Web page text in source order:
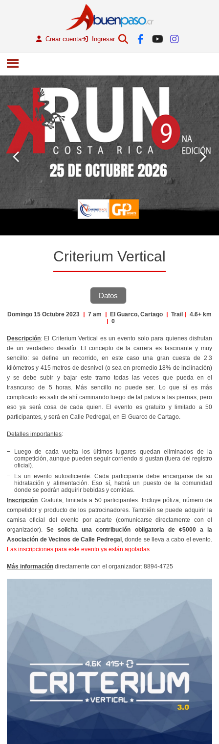
Crear cuenta Ingresar
Criterium Vertical
Datos
Domingo 15 Octubre 2023 | 7 am | El Guarco, Cartago | Trail | 4.6+ km
| 0
Descripción: El Criterium Vertical es un evento solo para quienes disfrutan
de un verdadero desafío. El concepto de la carrera es fascinante y muy
sencillo: se define un recorrido, en este caso una gran cuesta de 2.3
kilómetros y 415 metros de desnivel (o sea en promedio 18% de inclinación)
y se debe subir y bajar este tramo todas las veces que pueda en el
trasncurso de 5 horas. Más sencillo no puede ser. Lo que sí es más
complicado es salir de ahí caminando luego de tal paliza a las piernas, pero
eso ya será cosa de cada quien. El evento es gratuito y limitado a 50
participantes, y será en Calle Pedregal, en El Guarco de Cartago.
Detalles importantes:
Luego de cada vuelta los últimos lugares quedan eliminados de la
competición, aunque pueden seguir corriendo si gustan (fuera del registro
oficial).
Es un evento autosificiente. Cada participante debe encargarse de su
hidratación y alimentación. Eso sí, habrá un puesto de la comunidad
donde se podrán adquirir bebidas y comidas.
Inscripción: Gratuita, limitada a 50 participantes. Incluye póliza, número de
competidor y producto de los patrocinadores. También se puede adquirir la
camisa oficial del evento por aparte (comunicarse directamente con el
organizador).Se solicita una contribución obligatoria de ¢5000 a la
Asociación de Vecinos de Calle Pedregal, donde se lleva a cabo el evento.
Las inscripciones para este evento ya están agotadas.
Más información directamente con el organizador: 8894-4725